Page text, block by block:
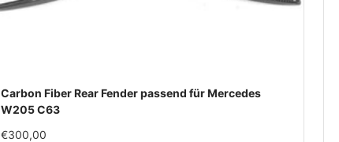
Carbon Fiber Rear Fender passend für Mercedes
W205 C63
Im
€300,00